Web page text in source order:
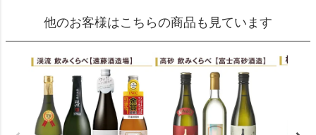
他のお客様はこちらの商品も見ています